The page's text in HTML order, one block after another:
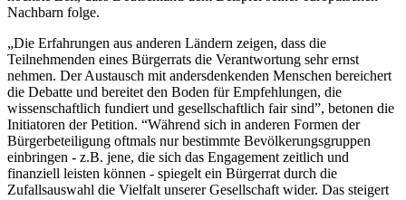
Nachbarn folge.
„Die Erfahrungen aus anderen Ländern zeigen, dass die
Teilnehmenden eines Bürgerrats die Verantwortung sehr ernst
nehmen. Der Austausch mit andersdenkenden Menschen bereichert
die Debatte und bereitet den Boden für Empfehlungen, die
wissenschaftlich fundiert und gesellschaftlich fair sind”, betonen die
Initiatoren der Petition. “Während sich in anderen Formen der
Bürgerbeteiligung oftmals nur bestimmte Bevölkerungsgruppen
einbringen - z.B. jene, die sich das Engagement zeitlich und
finanziell leisten können - spiegelt ein Bürgerrat durch die
Zufallsauswahl die Vielfalt unserer Gesellschaft wider. Das steigert